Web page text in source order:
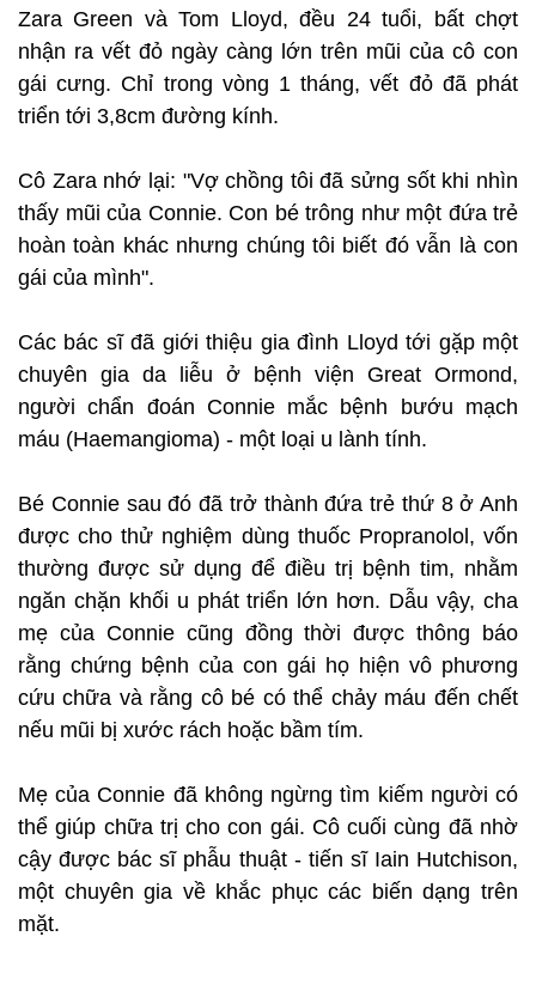
Zara Green và Tom Lloyd, đều 24 tuổi, bất chợt
nhận ra vết đỏ ngày càng lớn trên mũi của cô con
gái cưng. Chỉ trong vòng 1 tháng, vết đỏ đã phát
triển tới 3,8cm đường kính.
Cô Zara nhớ lại: "Vợ chồng tôi đã sửng sốt khi nhìn
thấy mũi của Connie. Con bé trông như một đứa trẻ
hoàn toàn khác nhưng chúng tôi biết đó vẫn là con
gái của mình".
Các bác sĩ đã giới thiệu gia đình Lloyd tới gặp một
chuyên gia da liễu ở bệnh viện Great Ormond,
người chẩn đoán Connie mắc bệnh bướu mạch
máu (Haemangioma) - một loại u lành tính.
Bé Connie sau đó đã trở thành đứa trẻ thứ 8 ở Anh
được cho thử nghiệm dùng thuốc Propranolol, vốn
thường được sử dụng để điều trị bệnh tim, nhằm
ngăn chặn khối u phát triển lớn hơn. Dẫu vậy, cha
mẹ của Connie cũng đồng thời được thông báo
rằng chứng bệnh của con gái họ hiện vô phương
cứu chữa và rằng cô bé có thể chảy máu đến chết
nếu mũi bị xước rách hoặc bầm tím.
Mẹ của Connie đã không ngừng tìm kiếm người có
thể giúp chữa trị cho con gái. Cô cuối cùng đã nhờ
cậy được bác sĩ phẫu thuật - tiến sĩ Iain Hutchison,
một chuyên gia về khắc phục các biến dạng trên
mặt.